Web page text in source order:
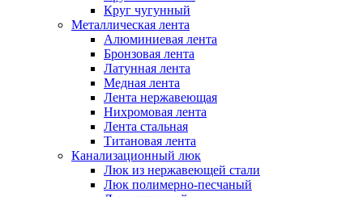
Круг чугунный
Металлическая лента
Алюминиевая лента
Бронзовая лента
Латунная лента
Медная лента
Лента нержавеющая
Нихромовая лента
Лента стальная
Титановая лента
Канализационный люк
Люк из нержавеющей стали
Люк полимерно-песчаный